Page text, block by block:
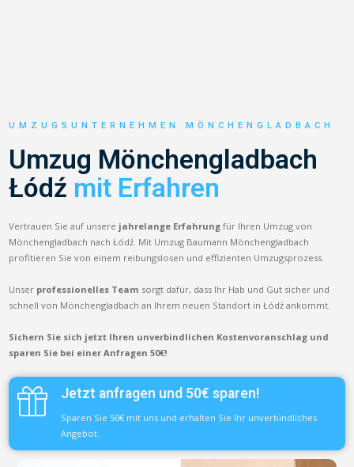
UMZUGSUNTERNEHMEN MÖNCHENGLADBACH
Umzug Mönchengladbach
Łódź mit Erfahren
Vertrauen Sie auf unsere jahrelange Erfahrung für Ihren Umzug von
Mönchengladbach nach Łódź. Mit Umzug Baumann Mönchengladbach
profitieren Sie von einem reibungslosen und effizienten Umzugsprozess.
Unser professionelles Team sorgt dafür, dass Ihr Hab und Gut sicher und
schnell von Mönchengladbach an Ihrem neuen Standort in Łódź ankommt.
Sichern Sie sich jetzt Ihren unverbindlichen Kostenvoranschlag und
sparen Sie bei einer Anfragen 50€!
Jetzt anfragen und 50€ sparen!
Sparen Sie 50€ mit uns und erhalten Sie Ihr unverbindliches
Angebot.